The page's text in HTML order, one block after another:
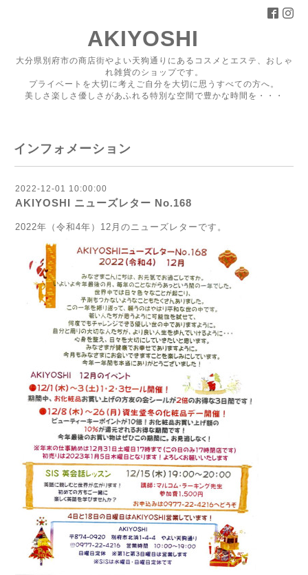
AKIYOSHI
大分県別府市の商店街やよい天狗通りにあるコスメとエステ、おしゃ
れ雑貨のショップです。
プライベートを大切に考えご自分を大切に思うすべての方へ。
美しさ楽しさ優しさがあふれる特別な空間で豊かな時間を・・・
インフォメーション
2022-12-01 10:00:00
AKIYOSHI ニューズレター No.168
2022年（令和4年）12月のニューズレターです。